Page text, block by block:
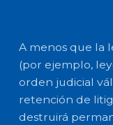
A menos que la
(por ejemplo,
orden judicial
retención de
destruirá